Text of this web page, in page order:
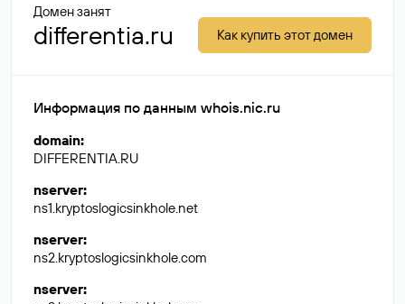
Домен занят
differentia.ru Как купить этот домен
Информация по данным whois.nic.ru
domain:
DIFFERENTIA.RU
nserver:
ns1.kryptoslogicsinkhole.net
nserver:
ns2.kryptoslogicsinkhole.com
nserver: